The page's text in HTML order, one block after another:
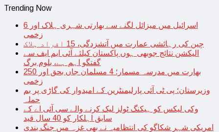
Trending Now
اسرائیل میں میزائل لگنے سے بھارتی شہری ہلاک اور 6
زخمی
چین کی رہائشی عمارت میں آتشزدگی، 15 افراد ہلاک
الیکشن نتائج جوبھی ہوں پاکستان کیلئے آئی ایم ایف سے
گفتگو اہم ہے، بلوم برگ
بھارت میں مدرسہ مسمار؛ 4 مسلمان جاں بحق اور 250
زخمی
وزیرستان؛ پی ٹی آئی پارلیمنٹرین کے امیدوار کی گاڑی پر بم
حملہ
وکی لیکس کو ہیکنگ ٹولز لیک کرنے والے سی آئی اے کے
سابق اہلکار کو 40 سال قید
امریکی شہر شکاگو کی انتظامیہ نے بھی غزہ میں جنگ بندی